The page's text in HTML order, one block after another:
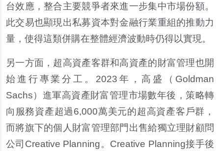
台效應，整合主要競爭者來進一步集中市場份額。
此交易也顯現出私募資本對金融行業重組的推動力
量，使得這類併購在整體經濟波動時仍得以實現。
另一方面，超高資產客群和高資產的財富管理也開
始進行專業分工。2023年，高盛（Goldman
Sachs）進軍高資產財富管理市場數年後，策略轉
向服務資產超過6,000萬美元的超高資產客戶群，
而將旗下的個人財富管理部門出售給獨立理財顧問
公司Creative Planning。Creative Planning接手後